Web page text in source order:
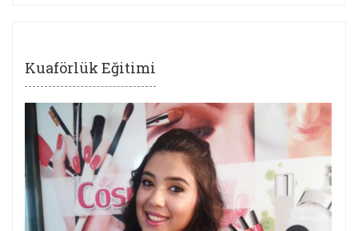
Kuaförlük Eğitimi